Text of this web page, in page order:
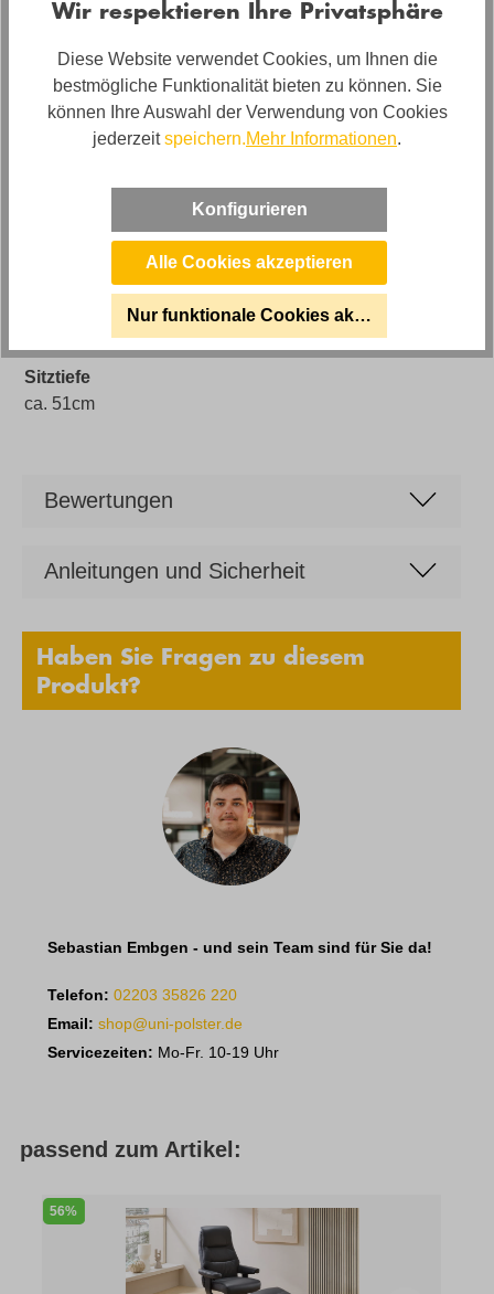
ca. 83cm
Artikelabmessungen
Breite: ca. 75cm, Höhe: ca. 121cm, Tiefe: ca. 86cm,
Armlehnbreite : 13cm Pro Armlehne /26cm gesamt
Sitztiefe
ca. 51cm
Bewertungen
Anleitungen und Sicherheit
Haben Sie Fragen zu diesem
Produkt?
Sebastian Embgen - und sein Team sind für Sie da!
Telefon: 02203 35826 220
Email: shop@uni-polster.de
Servicezeiten: Mo-Fr. 10-19 Uhr
passend zum Artikel:
56%
Wir respektieren Ihre Privatsphäre
Diese Website verwendet Cookies, um Ihnen die
bestmögliche Funktionalität bieten zu können. Sie
können Ihre Auswahl der Verwendung von Cookies
jederzeitspeichern.Mehr Informationen.
Konfigurieren
Alle Cookies akzeptieren
Nur funktionale Cookies akzeptieren